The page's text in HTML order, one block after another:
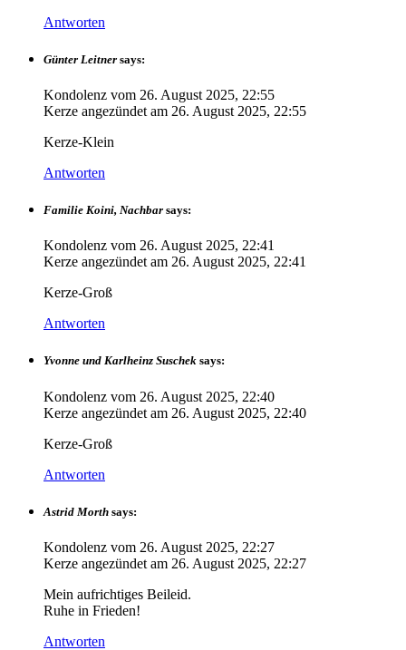
Antworten
Günter Leitner says:
Kondolenz vom 26. August 2025, 22:55
Kerze angezündet am 26. August 2025, 22:55
Kerze-Klein
Antworten
Familie Koini, Nachbar says:
Kondolenz vom 26. August 2025, 22:41
Kerze angezündet am 26. August 2025, 22:41
Kerze-Groß
Antworten
Yvonne und Karlheinz Suschek says:
Kondolenz vom 26. August 2025, 22:40
Kerze angezündet am 26. August 2025, 22:40
Kerze-Groß
Antworten
Astrid Morth says:
Kondolenz vom 26. August 2025, 22:27
Kerze angezündet am 26. August 2025, 22:27
Mein aufrichtiges Beileid.
Ruhe in Frieden!
Antworten